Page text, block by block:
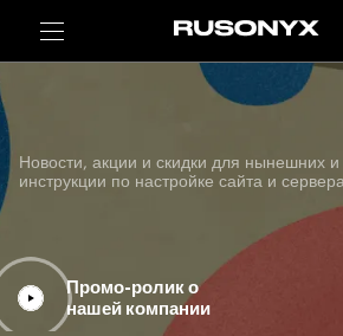
Новости, акции и скидки для нынешних
инструкции по настройке сайта и
Промо-ролик о
нашей компании